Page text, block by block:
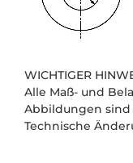
WICHTIGER
Alle Maß- und
Abbildungen
Technische